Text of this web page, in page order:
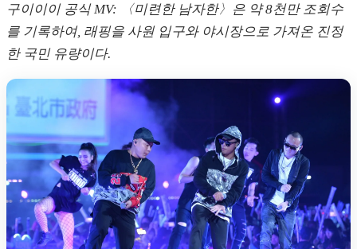
구이이이 공식 MV: 〈미련한 남자한〉은 약 8천만 조회수
를 기록하여, 래핑을 사원 입구와 야시장으로 가져온 진정
한 국민 유량이다.